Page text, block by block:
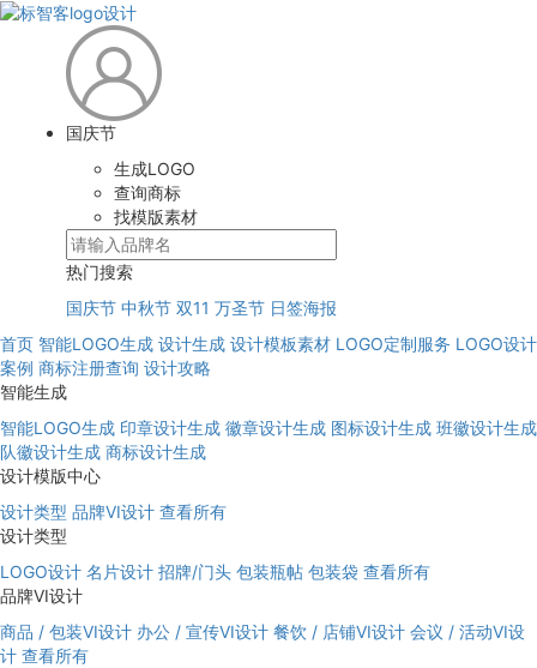
国庆节
生成LOGO
查询商标
找模版素材
热门搜索
国庆节 中秋节 双11 万圣节 日签海报
首页 智能LOGO生成 设计生成 设计模板素材 LOGO定制服务 LOGO设计
案例 商标注册查询 设计攻略
智能生成
智能LOGO生成 印章设计生成 徽章设计生成 图标设计生成 班徽设计生成
队徽设计生成 商标设计生成
设计模版中心
设计类型 品牌VI设计 查看所有
设计类型
LOGO设计 名片设计 招牌/门头 包装瓶帖 包装袋 查看所有
品牌VI设计
商品 / 包装VI设计 办公 / 宣传VI设计 餐饮 / 店铺VI设计 会议 / 活动VI设
计 查看所有